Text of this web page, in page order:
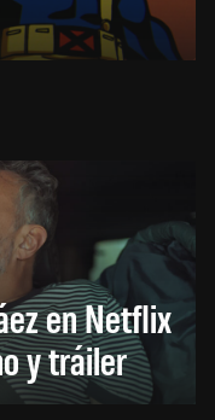
en Netflix
y tráiler